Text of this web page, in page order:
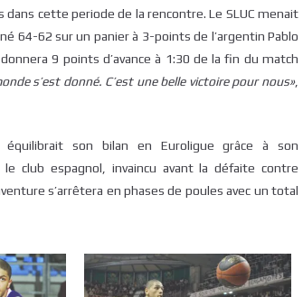
cette periode de la rencontre. Le SLUC menait
64-62 sur un panier à 3-points de l’argentin Pablo
9 points d’avance à 1:30 de la fin du match
s’est donné. C’est une belle victoire pour nous»,
équilibrait son bilan en Euroligue grâce à son
club espagnol, invaincu avant la défaite contre
s’arrêtera en phases de poules avec un total